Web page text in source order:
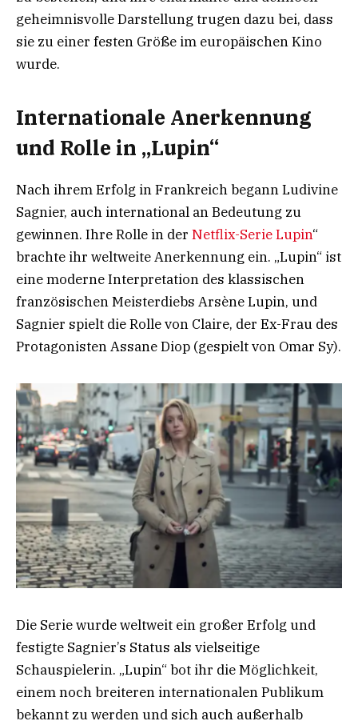
geheimnisvolle Darstellung trugen dazu bei, dass
sie zu einer festen Größe im europäischen Kino
wurde.
Internationale Anerkennung
und Rolle in „Lupin“
Nach ihrem Erfolg in Frankreich begann Ludivine
Sagnier, auch international an Bedeutung zu
gewinnen. Ihre Rolle in der Netflix-Serie Lupin“
brachte ihr weltweite Anerkennung ein. „Lupin“ ist
eine moderne Interpretation des klassischen
französischen Meisterdiebs Arsène Lupin, und
Sagnier spielt die Rolle von Claire, der Ex-Frau des
Protagonisten Assane Diop (gespielt von Omar Sy).
Die Serie wurde weltweit ein großer Erfolg und
festigte Sagnier’s Status als vielseitige
Schauspielerin. „Lupin“ bot ihr die Möglichkeit,
einem noch breiteren internationalen Publikum
bekannt zu werden und sich auch außerhalb